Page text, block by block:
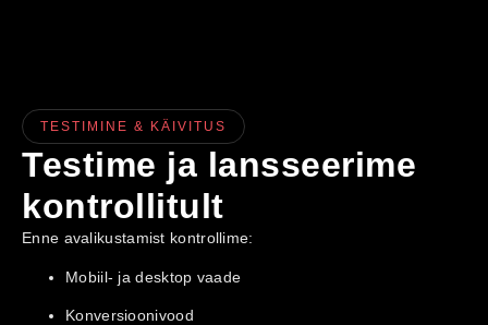
TESTIMINE & KÄIVITUS
Testime ja lansseerime
kontrollitult
Enne avalikustamist kontrollime:
Mobiil- ja desktop vaade
Konversioonivood